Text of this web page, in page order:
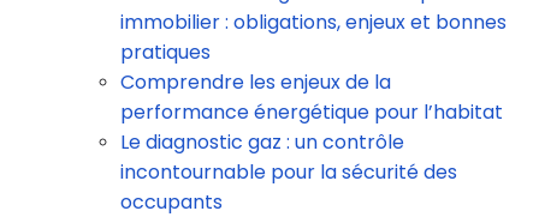
immobilier : obligations, enjeux et bonnes
pratiques
Comprendre les enjeux de la
performance énergétique pour l’habitat
Le diagnostic gaz : un contrôle
incontournable pour la sécurité des
occupants